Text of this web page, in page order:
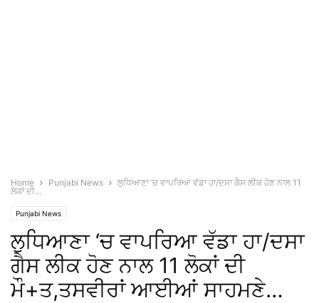
Home Punjabi News
ਲੁਧਿਆਣਾ ‘ਚ ਵਾਪਰਿਆ ਵੱਡਾ ਹਾ/ਦਸਾ ਗੈਸ ਲੀਕ ਹੋਣ ਨਾਲ 11
ਲੋਕਾਂ ਦੀ...
Punjabi News
ਲੁਧਿਆਣਾ ‘ਚ ਵਾਪਰਿਆ ਵੱਡਾ ਹਾ/ਦਸਾ
ਗੈਸ ਲੀਕ ਹੋਣ ਨਾਲ 11 ਲੋਕਾਂ ਦੀ
ਮੌ+ਤ,ਤਸਵੀਰਾਂ ਆਈਆਂ ਸਾਹਮਣੇ…